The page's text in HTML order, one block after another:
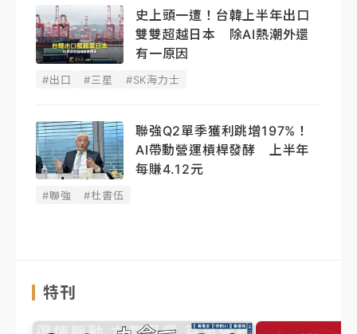
史上頭一遭！台韓上半年出口
雙雙超越日本 除AI熱潮外還
有一原因
#出口 #三星 #SK海力士
聯強Q2單季獲利跳增197%！
AI帶動營運槓桿發酵 上半年
每賺4.12元
#聯強 #杜書伍
特刊